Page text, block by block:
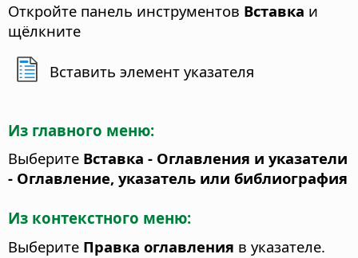
Откройте панель инструментов Вставка и
щёлкните
Вставить элемент указателя
Из главного меню:
Выберите Вставка - Оглавления и указатели
- Оглавление, указатель или библиография
Из контекстного меню:
Выберите Правка оглавления в указателе.